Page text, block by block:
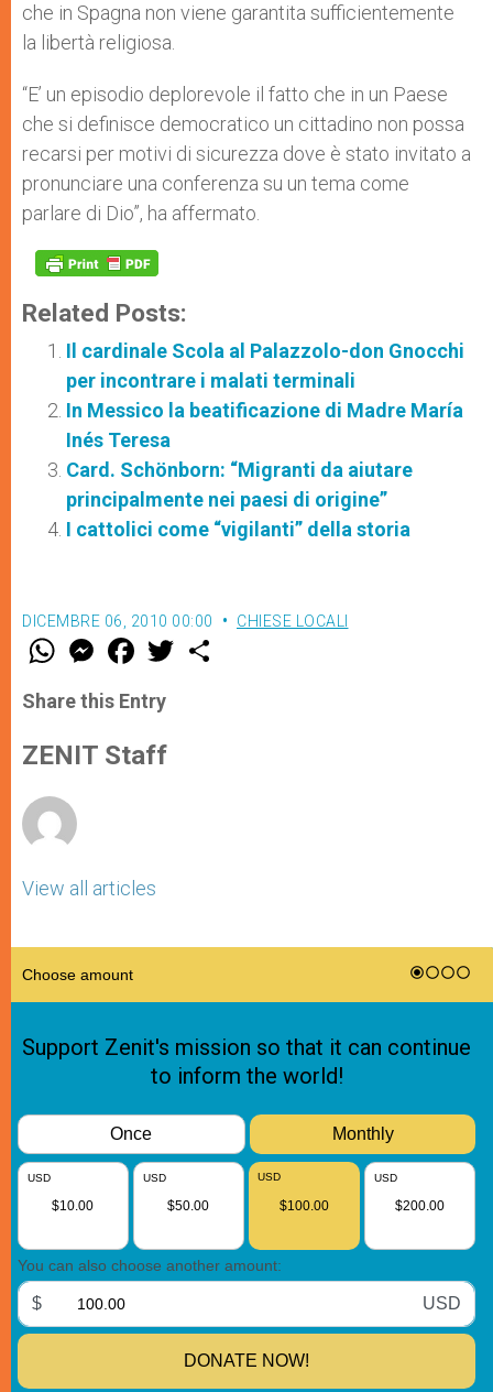
che in Spagna non viene garantita sufficientemente
la libertà religiosa.
“E’ un episodio deplorevole il fatto che in un Paese
che si definisce democratico un cittadino non possa
recarsi per motivi di sicurezza dove è stato invitato a
pronunciare una conferenza su un tema come
parlare di Dio”, ha affermato.
Related Posts:
Il cardinale Scola al Palazzolo-don Gnocchi
per incontrare i malati terminali
In Messico la beatificazione di Madre María
Inés Teresa
Card. Schönborn: “Migranti da aiutare
principalmente nei paesi di origine”
I cattolici come “vigilanti” della storia
DICEMBRE 06, 2010 00:00 CHIESE LOCALI
W
t
s
p
p
M
e
s
e
g
e
F
a
e
b
o
k
w
Share this Entry
ZENIT Staff
View all articles